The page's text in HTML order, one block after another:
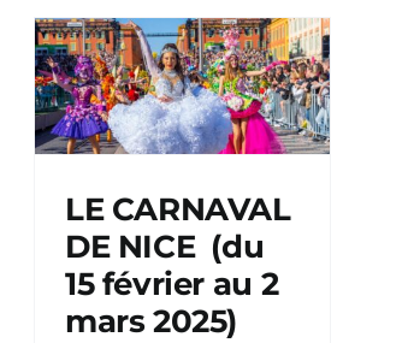
LE CARNAVAL DE NICE
(du 15 février au 2 mars
2025)
LE CARNAVAL
DE NICE (du
15 février au 2
mars 2025)